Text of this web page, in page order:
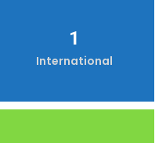
1
International